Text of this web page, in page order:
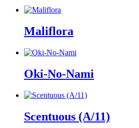
Maliflora
Oki-No-Nami
Scentuous (A/11)